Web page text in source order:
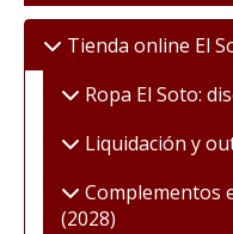
Tienda online El
Ropa El Soto:
Liquidación y
Complementos
(2028)